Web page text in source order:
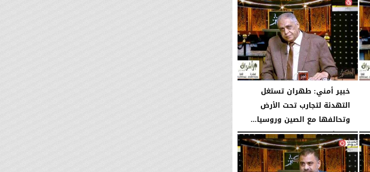
الثلاثاء، 4 أغسطس 2026 11:31 مـ
خبير أمني: طهران تستغل
التهدئة لتجارب تحت الأرض
وتحالفها مع الصين وروسيا...
الإثنين، 3 أغسطس 2026 10:37 مـ